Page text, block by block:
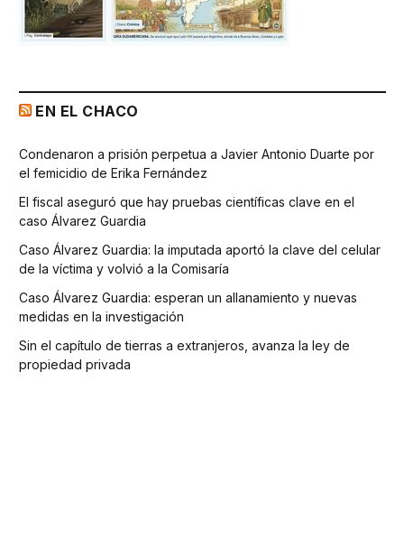
EN EL CHACO
Condenaron a prisión perpetua a Javier Antonio Duarte por
el femicidio de Erika Fernández
El fiscal aseguró que hay pruebas científicas clave en el
caso Álvarez Guardia
Caso Álvarez Guardia: la imputada aportó la clave del celular
de la víctima y volvió a la Comisaría
Caso Álvarez Guardia: esperan un allanamiento y nuevas
medidas en la investigación
Sin el capítulo de tierras a extranjeros, avanza la ley de
propiedad privada